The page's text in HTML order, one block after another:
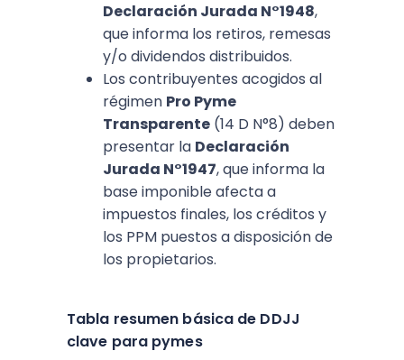
Declaración Jurada N°1948,
que informa los retiros, remesas
y/o dividendos distribuidos.
Los contribuyentes acogidos al
régimen Pro Pyme
Transparente (14 D N°8) deben
presentar la Declaración
Jurada N°1947, que informa la
base imponible afecta a
impuestos finales, los créditos y
los PPM puestos a disposición de
los propietarios.
Tabla resumen básica de DDJJ
clave para pymes